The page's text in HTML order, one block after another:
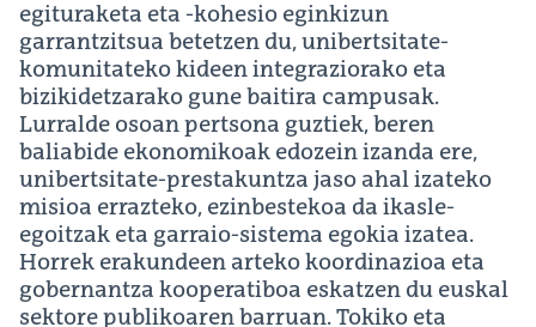
egituraketa eta -kohesio eginkizun
garrantzitsua betetzen du, unibertsitate-
komunitateko kideen integraziorako eta
bizikidetzarako gune baitira campusak.
Lurralde osoan pertsona guztiek, beren
baliabide ekonomikoak edozein izanda ere,
unibertsitate-prestakuntza jaso ahal izateko
misioa errazteko, ezinbestekoa da ikasle-
egoitzak eta garraio-sistema egokia izatea.
Horrek erakundeen arteko koordinazioa eta
gobernantza kooperatiboa eskatzen du euskal
sektore publikoaren barruan. Tokiko eta